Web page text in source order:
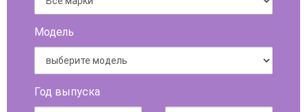
Модель
Год выпуска